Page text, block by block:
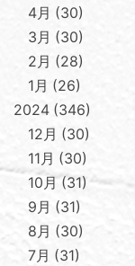
4月
30
3月
30
2月
28
1月
26
2024 346
12月
30
11月
30
10月 31
9月
31
8月
30
7月
31